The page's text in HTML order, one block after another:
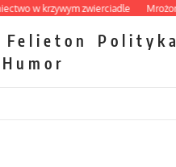
w krzywym zwierciadle Mrożony
Felieton Polityka
Humor